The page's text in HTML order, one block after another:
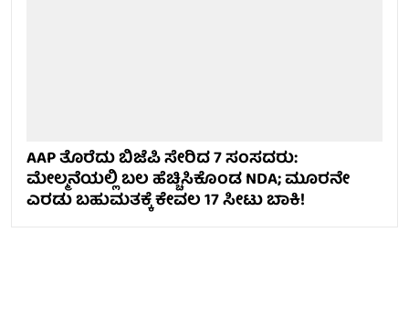
AAP ತೊರೆದು ಬಿಜೆಪಿ ಸೇರಿದ 7 ಸಂಸದರು:
ಮೇಲ್ಮನೆಯಲ್ಲಿ ಬಲ ಹೆಚ್ಚಿಸಿಕೊಂಡ NDA; ಮೂರನೇ
ಎರಡು ಬಹುಮತಕ್ಕೆ ಕೇವಲ 17 ಸೀಟು ಬಾಕಿ!